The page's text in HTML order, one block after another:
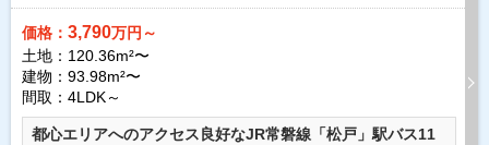
価格： 3,790万円～
土地：120.36m²〜
建物：93.98m²〜
間取：4LDK～
都心エリアへのアクセス良好なJR常磐線「松戸」駅バス11